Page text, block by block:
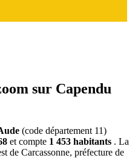
sur Capendu
(code département 11)
et compte 1 453 habitants . La
de Carcassonne, préfecture de